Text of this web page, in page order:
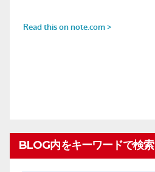
BLOG内をキーワードで検索